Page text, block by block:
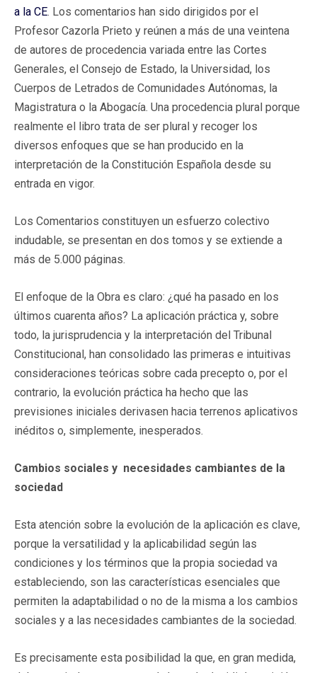
a la CE. Los comentarios han sido dirigidos por el
Profesor Cazorla Prieto y reúnen a más de una veintena
de autores de procedencia variada entre las Cortes
Generales, el Consejo de Estado, la Universidad, los
Cuerpos de Letrados de Comunidades Autónomas, la
Magistratura o la Abogacía. Una procedencia plural porque
realmente el libro trata de ser plural y recoger los
diversos enfoques que se han producido en la
interpretación de la Constitución Española desde su
entrada en vigor.
Los Comentarios constituyen un esfuerzo colectivo
indudable, se presentan en dos tomos y se extiende a
más de 5.000 páginas.
El enfoque de la Obra es claro: ¿qué ha pasado en los
últimos cuarenta años? La aplicación práctica y, sobre
todo, la jurisprudencia y la interpretación del Tribunal
Constitucional, han consolidado las primeras e intuitivas
consideraciones teóricas sobre cada precepto o, por el
contrario, la evolución práctica ha hecho que las
previsiones iniciales derivasen hacia terrenos aplicativos
inéditos o, simplemente, inesperados.
Cambios sociales y necesidades cambiantes de la
sociedad
Esta atención sobre la evolución de la aplicación es clave,
porque la versatilidad y la aplicabilidad según las
condiciones y los términos que la propia sociedad va
estableciendo, son las características esenciales que
permiten la adaptabilidad o no de la misma a los cambios
sociales y a las necesidades cambiantes de la sociedad.
Es precisamente esta posibilidad la que, en gran medida,